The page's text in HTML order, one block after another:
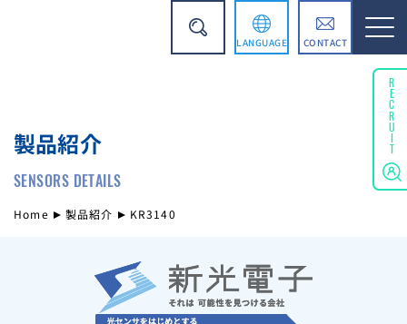
LANGUAGE CONTACT
製品紹介
SENSORS DETAILS
Home 製品紹介 KR3140
RECRUIT